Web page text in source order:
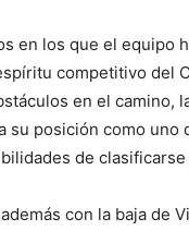
en los que el equipo
competitivo del
en el camino,
su posición como
de clasificarse
con la baja de